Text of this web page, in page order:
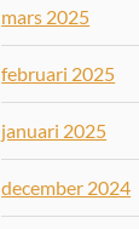
mars 2025
februari 2025
januari 2025
december 2024